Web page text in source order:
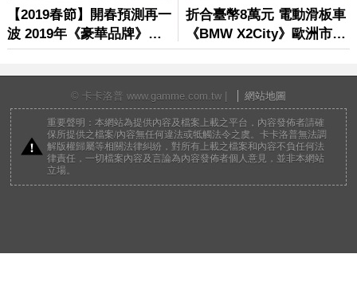
© 卡卡洛普 www.gamme.com.tw | 網站地圖
重要聲明：本網站為提供內容及檔案上載之平台，內容發佈者請確
保所提供之檔案/內容無任何違法或牴觸法令之虞。卡卡洛普無法調
解版權歸屬等相關法律糾紛，對所有上載之檔案和內容不負任何法
律責任，一切檔案內容及言論為內容發佈者個人意見，並非本網站
立場。